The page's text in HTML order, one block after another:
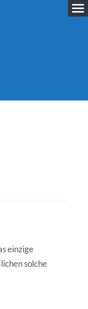
einzige
solche